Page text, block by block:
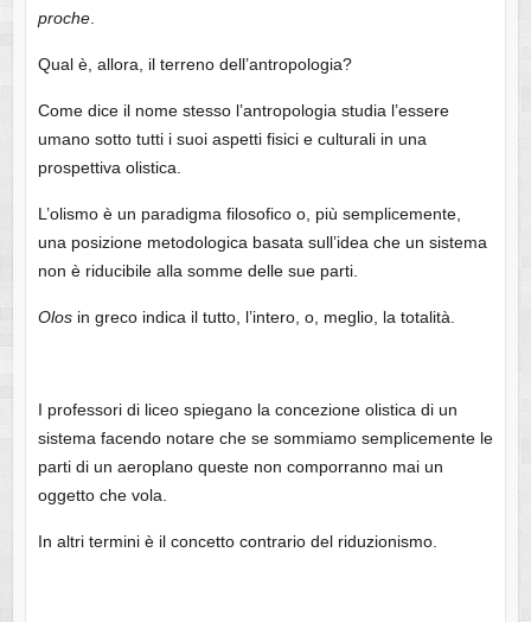
proche.
Qual è, allora, il terreno dell’antropologia?
Come dice il nome stesso l’antropologia studia l’essere
umano sotto tutti i suoi aspetti fisici e culturali in una
prospettiva olistica.
L’olismo è un paradigma filosofico o, più semplicemente,
una posizione metodologica basata sull’idea che un sistema
non è riducibile alla somme delle sue parti.
Olosin greco indica il tutto, l’intero, o, meglio, la totalità.
I professori di liceo spiegano la concezione olistica di un
sistema facendo notare che se sommiamo semplicemente le
parti di un aeroplano queste non comporranno mai un
oggetto che vola.
In altri termini è il concetto contrario del riduzionismo.